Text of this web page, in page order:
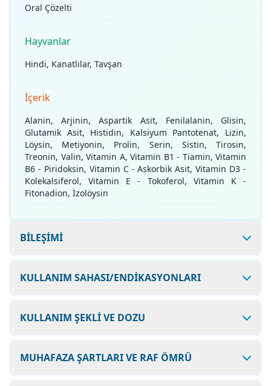
Oral Çözelti
Hayvanlar
Hindi, Kanatlılar, Tavşan
İçerik
Alanin, Arjinin, Aspartik Asit, Fenilalanin, Glisin,
Glutamik Asit, Histidin, Kalsiyum Pantotenat, Lizin,
Löysin, Metiyonin, Prolin, Serin, Sistin, Tirosin,
Treonin, Valin, Vitamin A, Vitamin B1 - Tiamin, Vitamin
B6 - Piridoksin, Vitamin C - Askorbik Asit, Vitamin D3 -
Kolekalsiferol, Vitamin E - Tokoferol, Vitamin K -
Fitonadion, İzolöysin
BİLEŞİMİ
KULLANIM SAHASI/ENDİKASYONLARI
KULLANIM ŞEKLİ VE DOZU
MUHAFAZA ŞARTLARI VE RAF ÖMRÜ